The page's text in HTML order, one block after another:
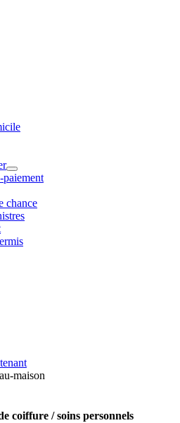
chance
coiffure / soins personnels